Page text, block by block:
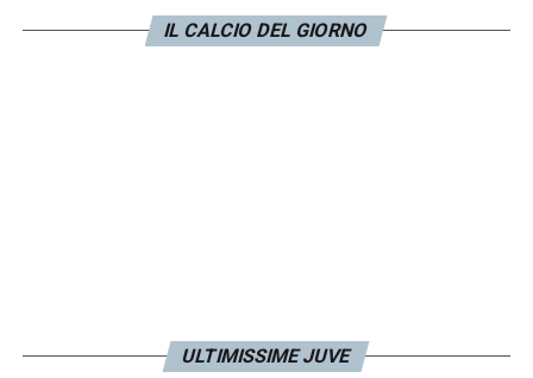
rinnovo verrà messo sul mercato e ceduto al
miglior offerente, perKolo Muani
IL CALCIO DEL GIORNO
ULTIMISSIME JUVE